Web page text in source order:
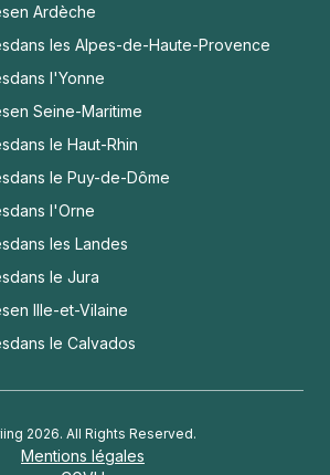
en Ardèche
dans les Alpes-de-Haute-Provence
dans l'Yonne
en Seine-Maritime
dans le Haut-Rhin
dans le Puy-de-Dôme
dans l'Orne
dans les Landes
dans le Jura
en Ille-et-Vilaine
dans le Calvados
2026. All Rights Reserved.
Mentions légales